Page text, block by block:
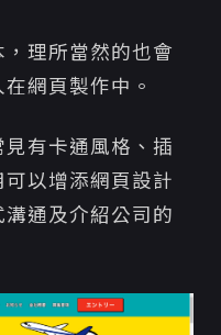
理所當然的也會
網頁製作中。
有卡通風格、插
以增添網頁設計
通及介紹公司的